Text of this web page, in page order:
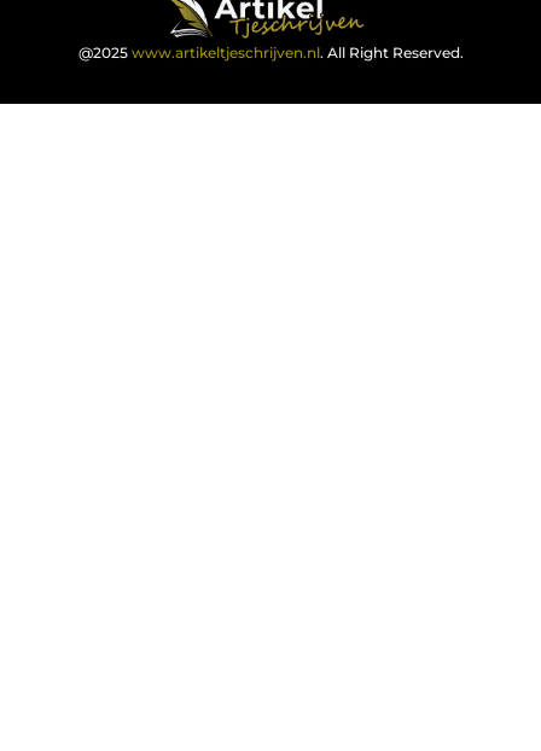
@2025 www.artikeltjeschrijven.nl. All Right Reserved.